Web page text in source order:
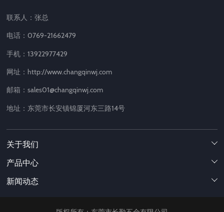
关于我们 
产品中心 
新闻动态 
联系人：张总
电话：0769-21662479
手机：13922977429
网址：http://www.changqinwj.com
邮箱：sales01@changqinwj.com
地址：东莞市长安镇锦厦河东三路14号